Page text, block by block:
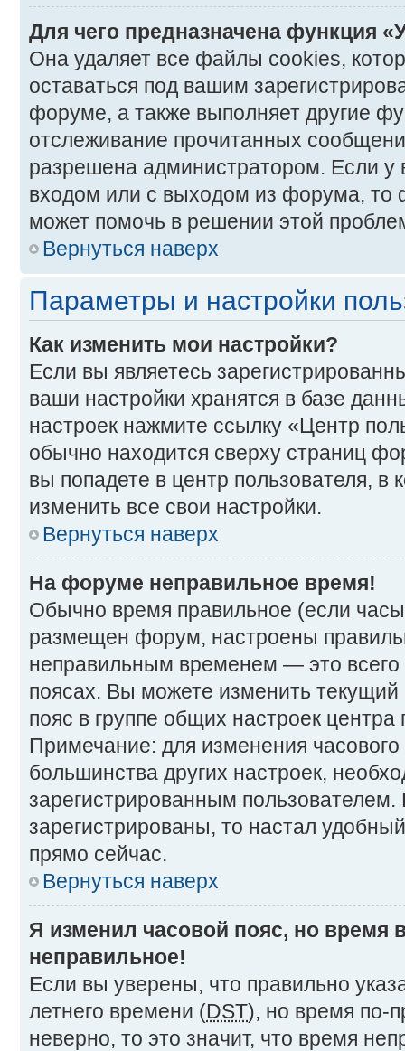
Для чего предназначена функция
Она удаляет все файлы cookies,
оставаться под вашим
форуме, а также выполняет другие
отслеживание прочитанных
разрешена администратором. Если
входом или с выходом из форума, то
может помочь в решении этой
Вернуться наверх
Параметры и настройки
Как изменить мои настройки?
Если вы являетесь
ваши настройки хранятся в базе
настроек нажмите ссылку «Центр
обычно находится сверху страниц
вы попадете в центр пользователя, в
изменить все свои настройки.
Вернуться наверх
На форуме неправильное время!
Обычно время правильное (если
размещен форум, настроены
неправильным временем — это
поясах. Вы можете изменить текущий
пояс в группе общих настроек центра
Примечание: для изменения часового
большинства других настроек,
зарегистрированным
зарегистрированы, то настал
прямо сейчас.
Вернуться наверх
Я изменил часовой пояс, но время
неправильное!
Если вы уверены, что правильно
летнего времени (DST), но время по-
неверно, то это значит, что время